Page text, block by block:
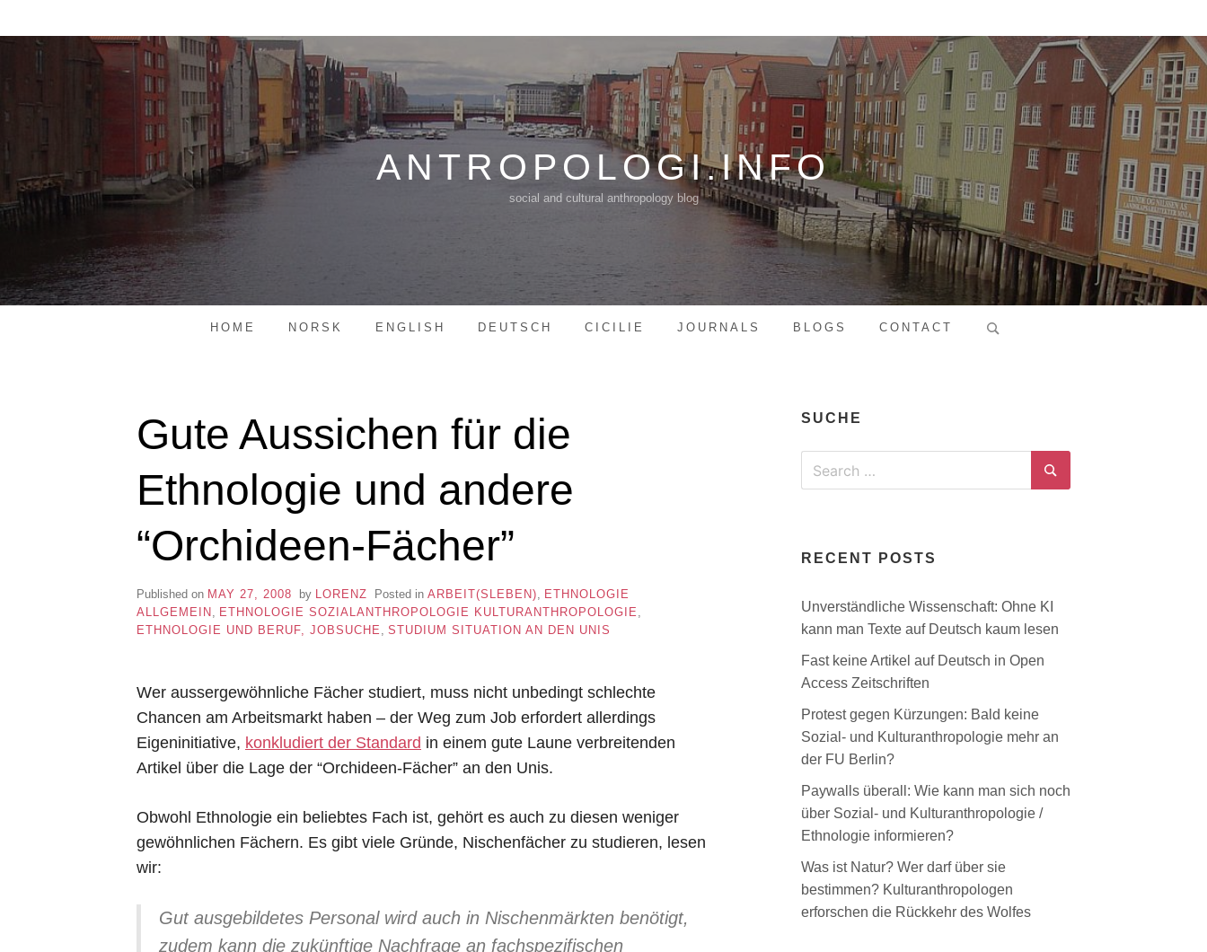
Skip
content
ANTROPOLOGI.INFO
social and cultural anthropology blog
HOME NORSK ENGLISH DEUTSCH CICILIE JOURNALS BLOGS CONTACT
Gute Aussichen für die
Ethnologie und andere
“Orchideen-Fächer”
Published on MAY 27, 2008 by LORENZ Posted in ARBEIT(SLEBEN)
ETHNOLOGIE
ALLGEMEIN
ETHNOLOGIE SOZIALANTHROPOLOGIE KULTURANTHROPOLOGIE
ETHNOLOGIE UND BERUF, JOBSUCHE
STUDIUM SITUATION AN DEN UNIS
Wer aussergewöhnliche Fächer studiert, muss nicht unbedingt schlechte
Chancen am Arbeitsmarkt haben – der Weg zum Job erfordert allerdings
Eigeninitiative, konkludiert der Standard in einem gute Laune verbreitenden
Artikel über die Lage der “Orchideen-Fächer” an den Unis.
Obwohl Ethnologie ein beliebtes Fach ist, gehört es auch zu diesen weniger
gewöhnlichen Fächern. Es gibt viele Gründe, Nischenfächer zu studieren, lesen
wir:
Gut ausgebildetes Personal wird auch in Nischenmärkten benötigt,
zudem kann die zukünftige Nachfrage an fachspezifischen
SUCHE
Search
RECENT POSTS
Unverständliche Wissenschaft: Ohne KI
kann man Texte auf Deutsch kaum lesen
Fast keine Artikel auf Deutsch in Open
Access Zeitschriften
Protest gegen Kürzungen: Bald keine
Sozial- und Kulturanthropologie mehr an
der FU Berlin?
Paywalls überall: Wie kann man sich noch
über Sozial- und Kulturanthropologie /
Ethnologie informieren?
Was ist Natur? Wer darf über sie
bestimmen? Kulturanthropologen
erforschen die Rückkehr des Wolfes